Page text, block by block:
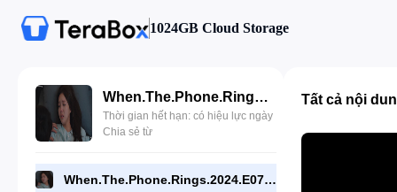
1024GB Cloud Storage
When.The.Phone.Rings.2024.E07.720p.NF.WEB.[RMC].mp4
Thời gian hết hạn: có hiệu lực ngày
Chia sẻ từ
When.The.Phone.Rings.2024.E07.720p.NF.WEB.[RMC].mp4
Tất cả nội